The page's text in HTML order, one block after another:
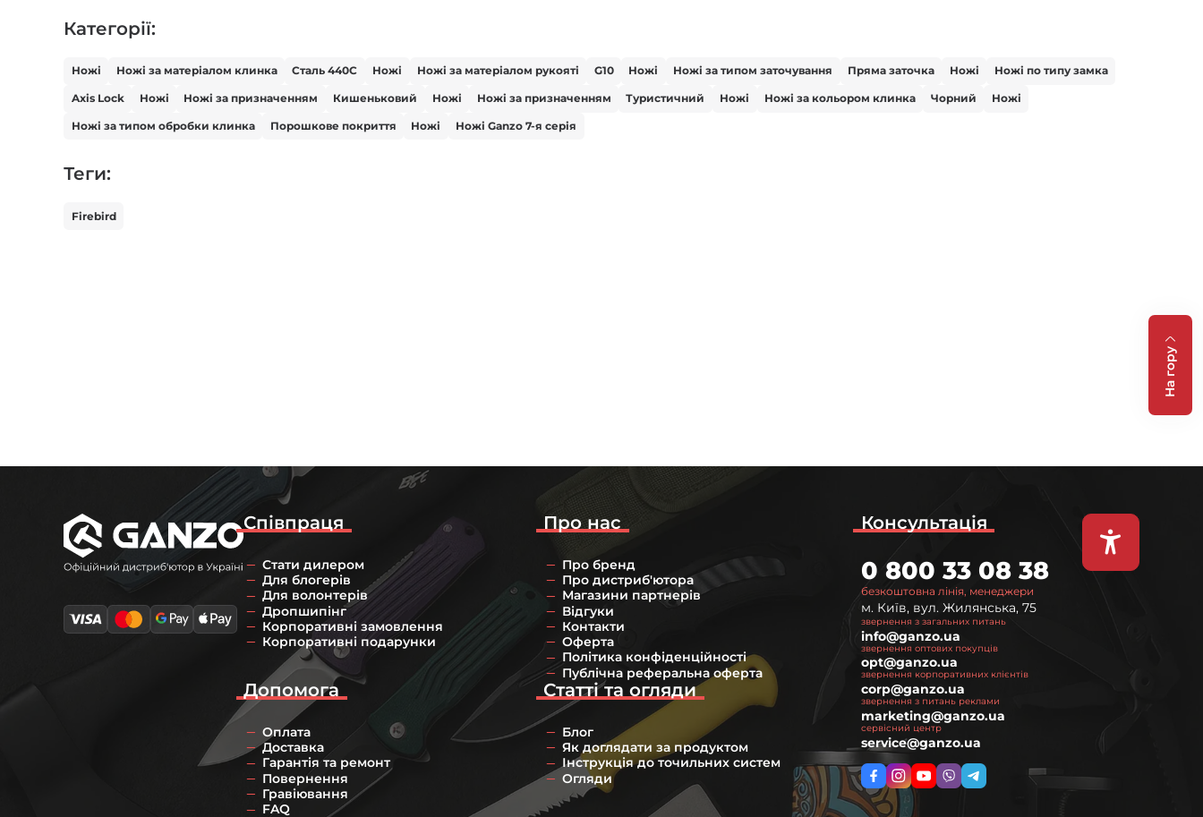
Категорії:
Ножі Ножі за матеріалом клинка Сталь 440С Ножі Ножі за матеріалом рукояті G10 Ножі Ножі за типом заточування Пряма заточка Ножі Ножі по типу замка
Axis Lock Ножі Ножі за призначенням Кишеньковий Ножі Ножі за призначенням Туристичний Ножі Ножі за кольором клинка Чорний Ножі
Ножі за типом обробки клинка Порошкове покриття Ножі Ножі Ganzo 7-я серія
Теги:
Firebird
На гору
Про нас
Про бренд
Про дистриб'ютора
Магазини партнерів
Відгуки
Контакти
Оферта
Політика конфіденційності
Публічна реферальна оферта
Співпраця
Стати дилером
Для блогерів
Для волонтерів
Дропшипінг
Корпоративні замовлення
Корпоративні подарунки
Статті та огляди
Блог
Як доглядати за продуктом
Інструкція до точильних систем
Огляди
Допомога
Оплата
Доставка
Гарантія та ремонт
Повернення
Гравіювання
FAQ
Консультація
безкоштовна лінія, менеджери
0 800 33 08 38
м. Київ, вул. Жилянська, 75
звернення з загальних питань
info@ganzo.ua
звернення оптових покупців
opt@ganzo.ua
звернення корпоративних клієнтів
corp@ganzo.ua
звернення з питань реклами
marketing@ganzo.ua
сервісний центр
service@ganzo.ua